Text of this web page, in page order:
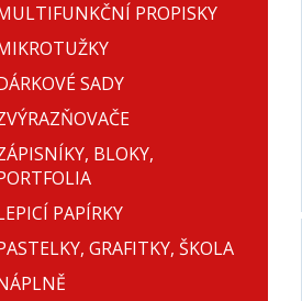
PROPISKY
SADY
BLOKY,
PAPÍRKY
GRAFITKY, ŠKOLA